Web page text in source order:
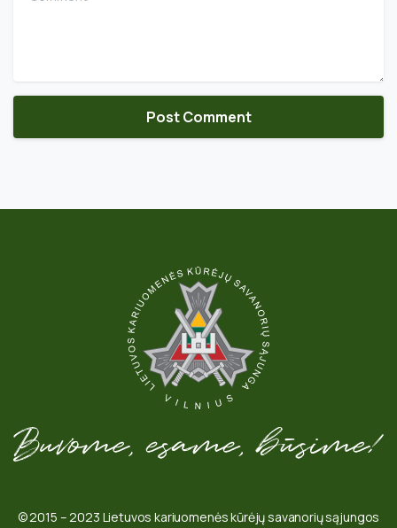
© 2015 – 2023 Lietuvos kariuomenės kūrėjų savanorių sąjungos